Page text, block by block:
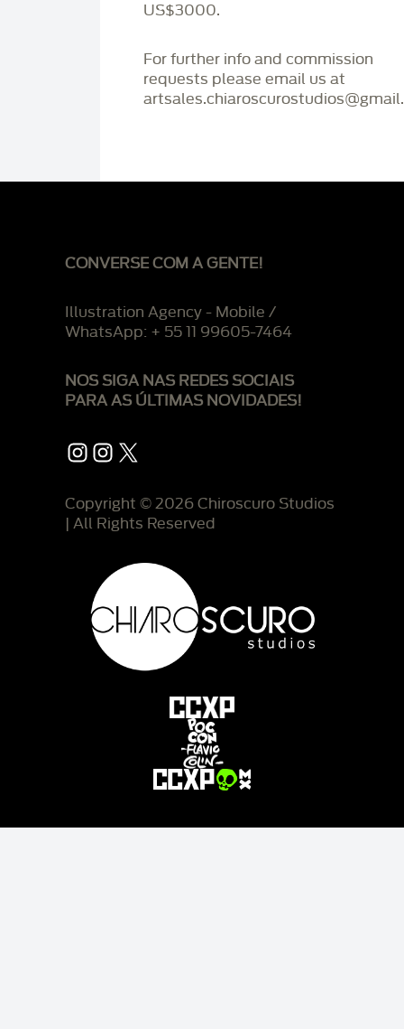
US$3000.
For further info and commission
requests please email us at
CONVERSE COM A GENTE!
Illustration Agency - Mobile /
WhatsApp: + 55 11 99605-7464
NOS SIGA NAS REDES SOCIAIS
PARA AS ÚLTIMAS NOVIDADES!
Instagram
Instagram
X
Copyright © 2026 Chiroscuro Studios
| All Rights Reserved